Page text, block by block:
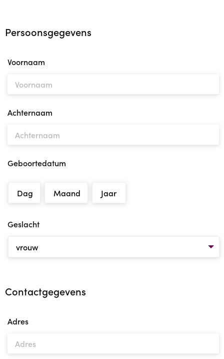
Team Van Kansarm naar Kansrijk
Werken bij
Contact
Nieuwsbrieven
Aanmelden
Persoonsgegevens
Voornaam
Achternaam
Geboortedatum
Geslacht
Contactgegevens
Adres